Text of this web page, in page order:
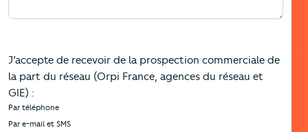
J’accepte de recevoir de la prospection commerciale de
la part du réseau (Orpi France, agences du réseau et
GIE) :
Par téléphone
Par e-mail et SMS